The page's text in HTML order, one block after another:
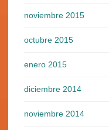
noviembre 2015
octubre 2015
enero 2015
diciembre 2014
noviembre 2014